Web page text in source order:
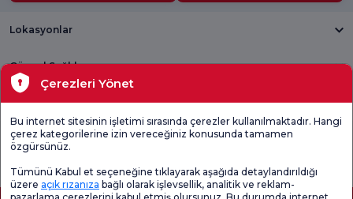
Lokasyonlar
Güncel Sağlık
Tıbbi Birimler
Genel
Memnuniyet
Çerezleri Yönet
Bu internet sitesinin işletimi sırasında çerezler kullanılmaktadır. Hangi
çerez kategorilerine izin vereceğiniz konusunda tamamen
özgürsünüz.
Tümünü Kabul et seçeneğine tıklayarak aşağıda detaylandırıldığı
üzere açık rızanıza bağlı olarak işlevsellik, analitik ve reklam-